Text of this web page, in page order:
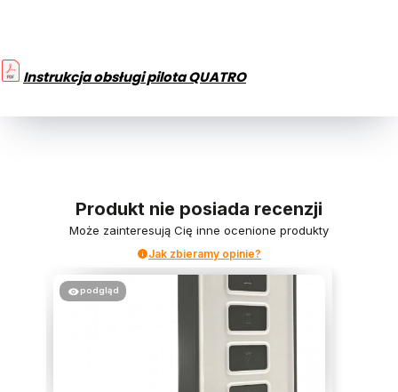
Instrukcja obsługi pilota QUATRO
Produkt nie posiada recenzji
Może zainteresują Cię inne ocenione produkty
Jak zbieramy opinie?
podgląd